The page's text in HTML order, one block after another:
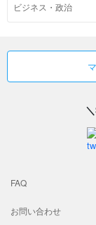
ビジネス・政治
FAQ
お問い合わせ